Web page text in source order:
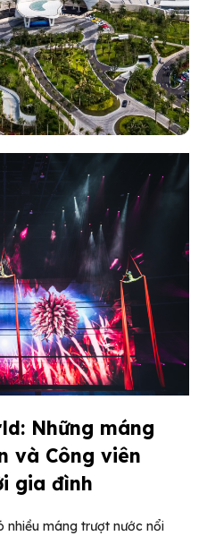
Những máng
và Công viên
gia đình
nhiều máng trượt nước nổi